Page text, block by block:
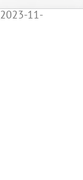
2023-11-